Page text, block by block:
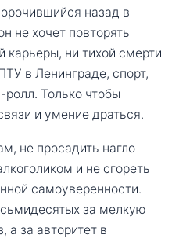
назад в
не хочет повторять
ни тихой смерти
в Ленинграде, спорт,
Только чтобы
и умение драться.
не просадить нагло
и не сгореть
самоуверенности.
за мелкую
за авторитет в